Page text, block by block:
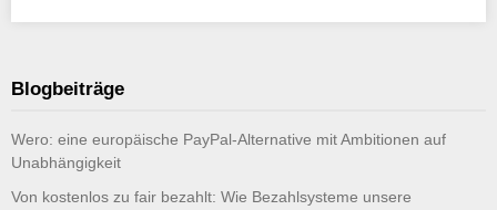
Blogbeiträge
Wero: eine europäische PayPal-Alternative mit Ambitionen auf
Unabhängigkeit
Von kostenlos zu fair bezahlt: Wie Bezahlsysteme unsere